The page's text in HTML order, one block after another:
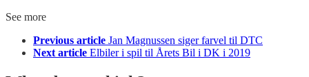
See more
Previous article Jan Magnussen siger farvel til DTC
Next article Elbiler i spil til Årets Bil i DK i 2019